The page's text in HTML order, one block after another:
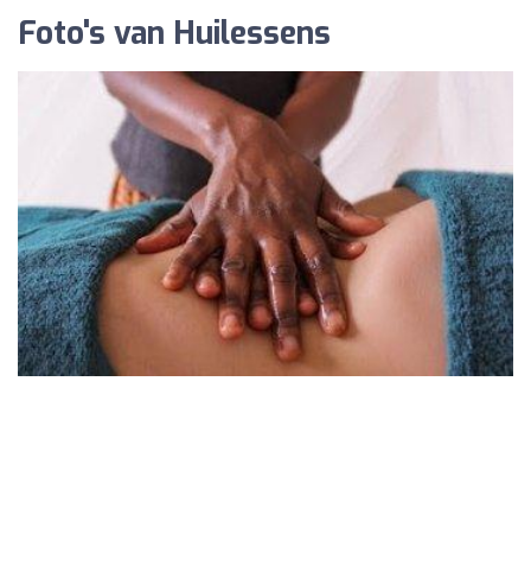
Foto's van Huilessens